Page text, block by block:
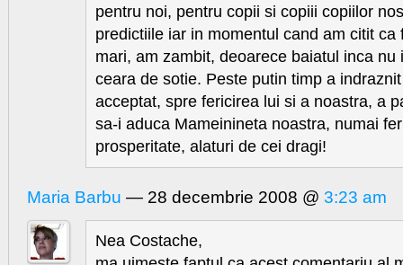
pentru noi, pentru copii si copiii copiilor
predictiile iar in momentul cand am citit ca
mari, am zambit, deoarece baiatul inca nu
ceara de sotie. Peste putin timp a
acceptat, spre fericirea lui si a noastra, a
sa-i aduca Mameinineta noastra, numai
prosperitate, alaturi de cei dragi!
Maria Barbu — 28 decembrie 2008 @ 3:23 am
Nea Costache,